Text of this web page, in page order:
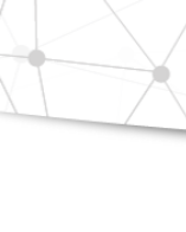
Pasar al contenido